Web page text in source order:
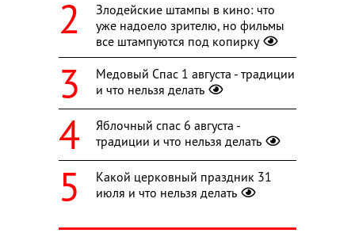
Злодейские штампы в кино: что
уже надоело зрителю, но фильмы
все штампуются под копирку
Медовый Спас 1 августа - традиции
и что нельзя делать
Яблочный спас 6 августа -
традиции и что нельзя делать
Какой церковный праздник 31
июля и что нельзя делать